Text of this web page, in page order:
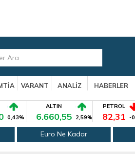
VARANT ANALİZ HABERLER
0,43%
ALTIN
6.660,55 2,59%
PETROL
82,31 -
Euro Ne Kadar